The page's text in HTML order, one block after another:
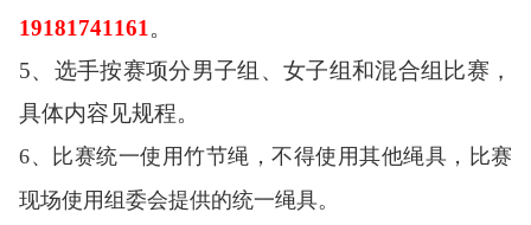
19181741161 。
5、选手按赛项分男子组、女子组和混合组比赛，
具体内容见规程。
6、比赛统一使用竹节绳，不得使用其他绳具，比赛
现场使用组委会提供的统一绳具。